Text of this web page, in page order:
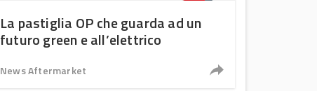
La pastiglia OP che guarda ad un
futuro green e all’elettrico
News Aftermarket